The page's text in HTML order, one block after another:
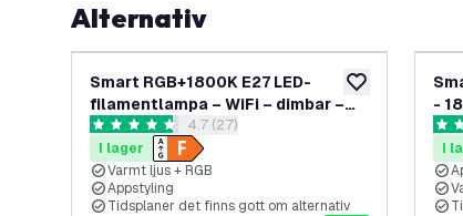
Alternativ
lägg till i
Smart RGB+1800K E27 LED-
filamentlampa – WiFi – dimbar –
5W
öppna recensionspanel
4.7 stjärnbetyg4.7 (27)
I lager
Varmt ljus + RGB
Appstyling
Tidsplaner det finns gott om alternativ
-
4.5
I